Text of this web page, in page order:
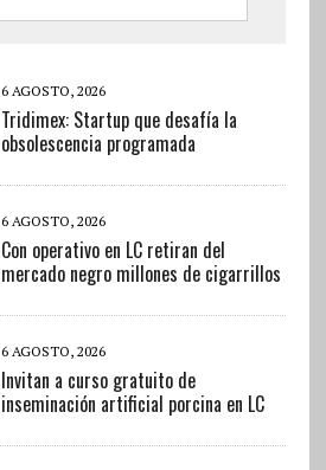
6 AGOSTO, 2026
Tridimex: Startup que desafía la
obsolescencia programada
6 AGOSTO, 2026
Con operativo en LC retiran del
mercado negro millones de cigarrillos
6 AGOSTO, 2026
Invitan a curso gratuito de
inseminación artificial porcina en LC